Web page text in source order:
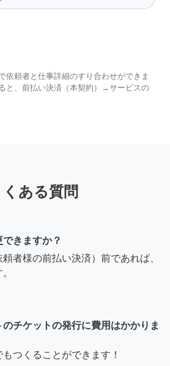
依頼者と仕事詳細のすり合わせができま
と、前払い決済（本契約）→サービスの
くある質問
きますか？
者様の前払い決済）前であれば、
チケットの発行に費用はかかりま
つくることができます！